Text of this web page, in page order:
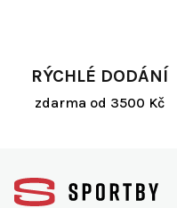
RÝCHLÉ DODÁNÍ
zdarma od 3500 Kč